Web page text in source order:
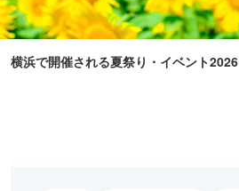
横浜で開催される夏祭り・イベント2026